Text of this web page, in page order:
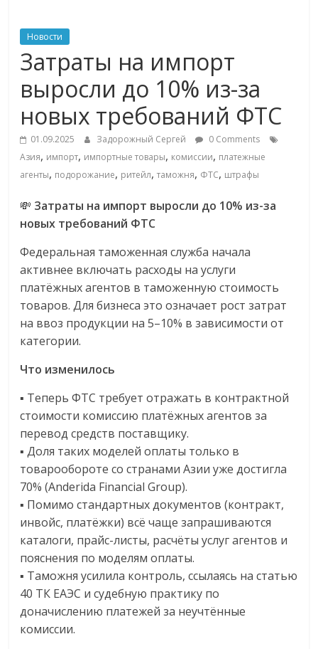
ритейле,
логистике,
технологиях,
соцсетях
Портал
онлайн-
торговле,
сервисах
для
ритейле,
логистике,
технологиях,
соцсетях.
важно,
как
знать
как
Сеть
меняет
жизнь
людей
обсудить
эти
изменения
читателем.
Новости
Затраты на импорт
выросли до 10% из-за
новых требований ФТС
01.09.2025 Задорожный Сергей
0 Comments
Азия, импорт, импортные товары, комиссии, платежные
агенты, подорожание, ритейл,таможня, ФТС, штрафы
💸 Затраты на импорт выросли до 10% из-за
новых требований ФТС
Федеральная таможенная служба начала
активнее включать расходы на услуги
платёжных агентов в таможенную стоимость
товаров. Для бизнеса это означает рост затрат
на ввоз продукции на 5–10% в зависимости от
категории.
Что изменилось
▪️ Теперь ФТС требует отражать в контрактной
стоимости комиссию платёжных агентов за
перевод средств поставщику.
▪️ Доля таких моделей оплаты только в
товарообороте со странами Азии уже достигла
70% (Anderida Financial Group).
▪️ Помимо стандартных документов (контракт,
инвойс, платёжки) всё чаще запрашиваются
каталоги, прайс-листы, расчёты услуг агентов и
пояснения по моделям оплаты.
▪️ Таможня усилила контроль, ссылаясь на статью
40 ТК ЕАЭС и судебную практику по
доначислению платежей за неучтённые
комиссии.